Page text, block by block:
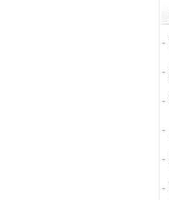
·
·
·
·
·
·